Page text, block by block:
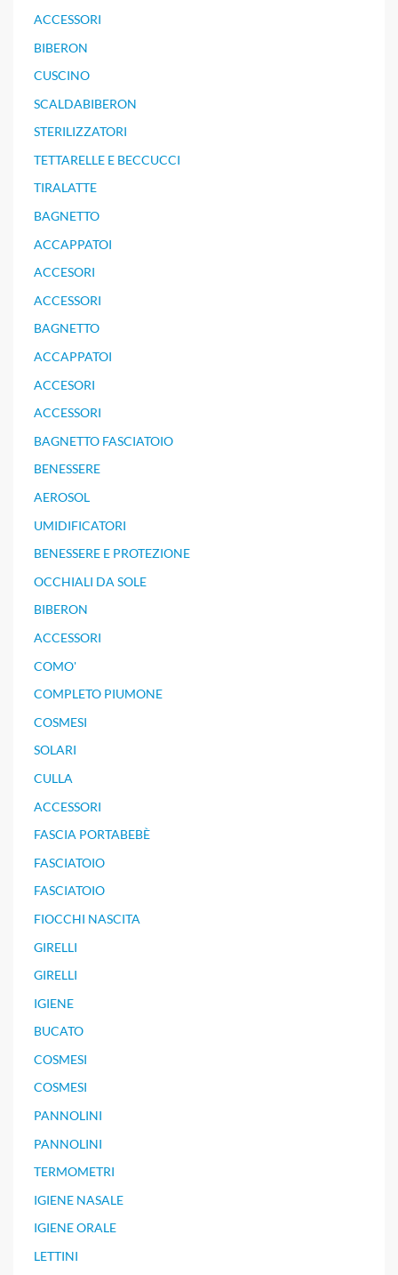
ACCESSORI
BIBERON
CUSCINO
SCALDABIBERON
STERILIZZATORI
TETTARELLE E BECCUCCI
TIRALATTE
BAGNETTO
ACCAPPATOI
ACCESORI
ACCESSORI
BAGNETTO
ACCAPPATOI
ACCESORI
ACCESSORI
BAGNETTO FASCIATOIO
BENESSERE
AEROSOL
UMIDIFICATORI
BENESSERE E PROTEZIONE
OCCHIALI DA SOLE
BIBERON
ACCESSORI
COMO'
COMPLETO PIUMONE
COSMESI
SOLARI
CULLA
ACCESSORI
FASCIA PORTABEBÈ
FASCIATOIO
FASCIATOIO
FIOCCHI NASCITA
GIRELLI
GIRELLI
IGIENE
BUCATO
COSMESI
COSMESI
PANNOLINI
PANNOLINI
TERMOMETRI
IGIENE NASALE
IGIENE ORALE
LETTINI